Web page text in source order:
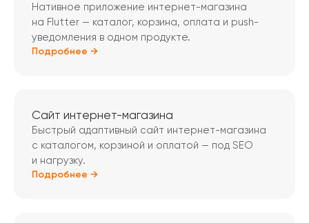
Нативное приложение интернет-магазина
на Flutter — каталог, корзина, оплата и push-
уведомления в одном продукте.
Подробнее →
Сайт интернет-магазина
Быстрый адаптивный сайт интернет-магазина
с каталогом, корзиной и оплатой — под SEO
и нагрузку.
Подробнее →